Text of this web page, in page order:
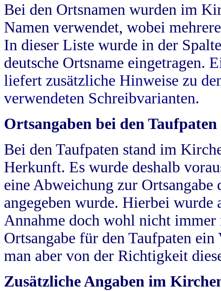
Bei den Ortsnamen wurden im
Namen verwendet, wobei
In dieser Liste wurde in der
deutsche Ortsname eingetragen.
liefert zusätzliche Hinweise zu
verwendeten Schreibvarianten.
Ortsangaben bei den Taufpaten
Bei den Taufpaten stand im
Herkunft. Es wurde deshalb
eine Abweichung zur
angegeben wurde. Hierbei wurde
Annahme doch wohl nicht
Ortsangabe für den Taufpaten
man aber von der Richtigkeit
Zusätzliche Angaben im